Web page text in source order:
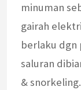
minuman
gairah
berlaku dgn
saluran
&